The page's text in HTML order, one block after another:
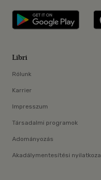
Libri
Libri
Rólunk
Karrier
Impresszum
Társadalmi programok
Adományozás
Akadálymentesítési